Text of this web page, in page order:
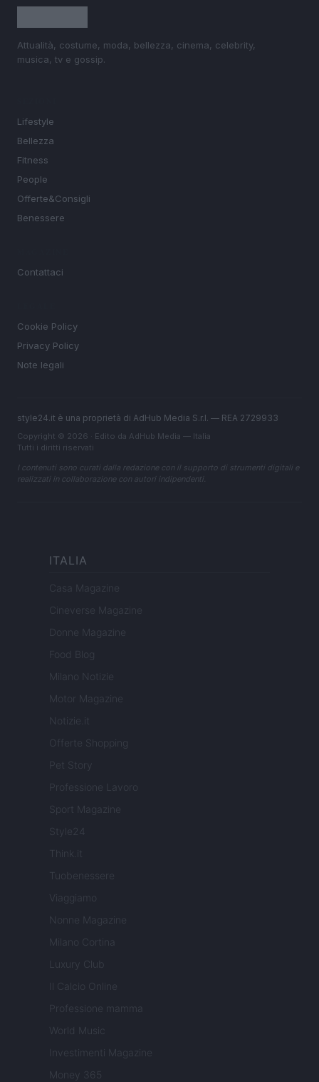
Attualità, costume, moda, bellezza, cinema, celebrity,
musica, tv e gossip.
Lifestyle
Bellezza
Fitness
People
Offerte&Consigli
Benessere
Contattaci
Cookie Policy
Privacy Policy
Note legali
style24.it è una proprietà di AdHub Media S.r.l. — REA 2729933
Copyright © 2026 · Edito da AdHub Media — Italia
Tutti i diritti riservati
I contenuti sono curati dalla redazione con il supporto di strumenti digitali e
realizzati in collaborazione con autori indipendenti.
ITALIA
Casa Magazine
Cineverse Magazine
Donne Magazine
Food Blog
Milano Notizie
Motor Magazine
Notizie.it
Offerte Shopping
Pet Story
Professione Lavoro
Sport Magazine
Style24
Think.it
Tuobenessere
Viaggiamo
Nonne Magazine
Milano Cortina
Luxury Club
Il Calcio Online
Professione mamma
World Music
Investimenti Magazine
Money 365